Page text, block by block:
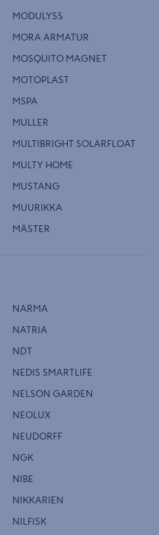
MODULYSS
MORA ARMATUR
MOSQUITO MAGNET
MOTOPLAST
MSPA
MULLER
MULTIBRIGHT SOLARFLOAT
MULTY HOME
MUSTANG
MUURIKKA
MÄSTER
NARMA
NATRIA
NDT
NEDIS SMARTLIFE
NELSON GARDEN
NEOLUX
NEUDORFF
NGK
NIBE
NIKKARIEN
NILFISK